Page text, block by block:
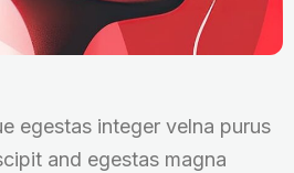
egestas integer velna purus
and egestas magna